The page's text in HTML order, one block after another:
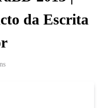
da Escrita